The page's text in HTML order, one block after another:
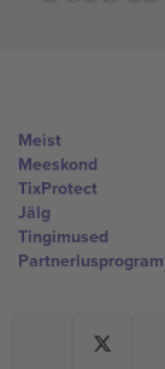
Meist
Meeskond
TixProtect
Jälg
Tingimused